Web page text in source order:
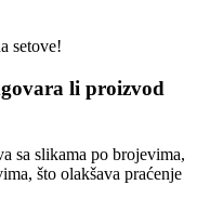
setove!
li proizvod
sa slikama po brojevima,
što olakšava praćenje